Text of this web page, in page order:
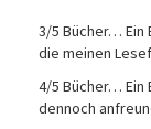
3/5 Bücher… Ein
die meinen
4/5 Bücher… Ein
dennoch